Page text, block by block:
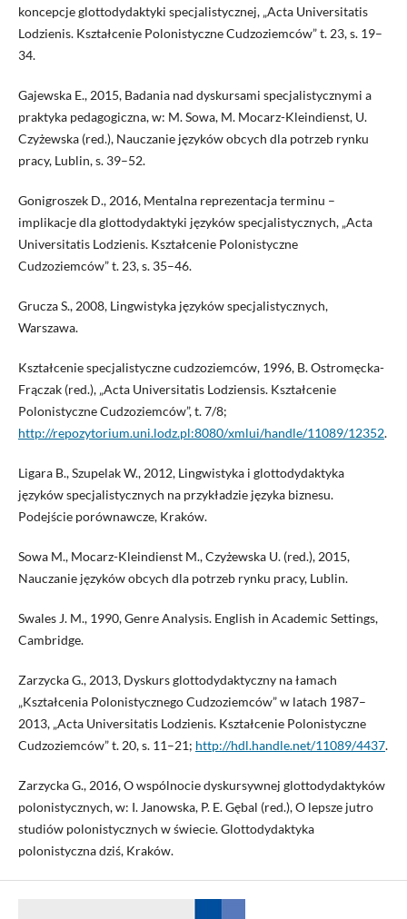
koncepcje glottodydaktyki specjalistycznej, „Acta Universitatis
Lodzienis. Kształcenie Polonistyczne Cudzoziemców” t. 23, s. 19–
34.
Gajewska E., 2015, Badania nad dyskursami specjalistycznymi a
praktyka pedagogiczna, w: M. Sowa, M. Mocarz-Kleindienst, U.
Czyżewska (red.), Nauczanie języków obcych dla potrzeb rynku
pracy, Lublin, s. 39–52.
Gonigroszek D., 2016, Mentalna reprezentacja terminu –
implikacje dla glottodydaktyki języków specjalistycznych, „Acta
Universitatis Lodzienis. Kształcenie Polonistyczne
Cudzoziemców” t. 23, s. 35–46.
Grucza S., 2008, Lingwistyka języków specjalistycznych,
Warszawa.
Kształcenie specjalistyczne cudzoziemców, 1996, B. Ostromęcka-
Frączak (red.), „Acta Universitatis Lodziensis. Kształcenie
Polonistyczne Cudzoziemców”, t. 7/8;
http://repozytorium.uni.lodz.pl:8080/xmlui/handle/11089/12352.
Ligara B., Szupelak W., 2012, Lingwistyka i glottodydaktyka
języków specjalistycznych na przykładzie języka biznesu.
Podejście porównawcze, Kraków.
Sowa M., Mocarz-Kleindienst M., Czyżewska U. (red.), 2015,
Nauczanie języków obcych dla potrzeb rynku pracy, Lublin.
Swales J. M., 1990, Genre Analysis. English in Academic Settings,
Cambridge.
Zarzycka G., 2013, Dyskurs glottodydaktyczny na łamach
„Kształcenia Polonistycznego Cudzoziemców” w latach 1987–
2013, „Acta Universitatis Lodzienis. Kształcenie Polonistyczne
Cudzoziemców” t. 20, s. 11–21; http://hdl.handle.net/11089/4437.
Zarzycka G., 2016, O wspólnocie dyskursywnej glottodydaktyków
polonistycznych, w: I. Janowska, P. E. Gębal (red.), O lepsze jutro
studiów polonistycznych w świecie. Glottodydaktyka
polonistyczna dziś, Kraków.